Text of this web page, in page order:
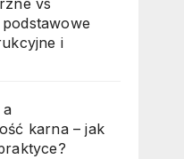
vs
i
a
karna – jak